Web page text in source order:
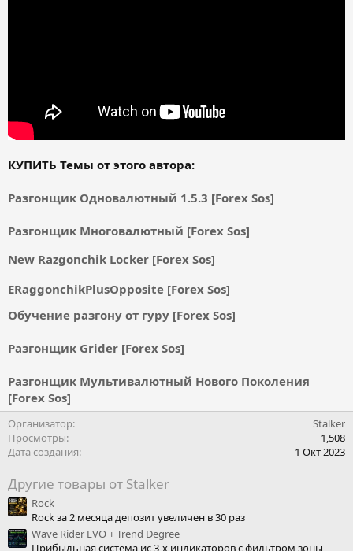
КУПИТЬ Темы от этого автора:
Разгонщик Одновалютный 1.5.3 [Forex Sos]
Разгонщик Многовалютный [Forex Sos]
New Razgonchik Locker [Forex Sos]
ERaggonchikPlusOpposite [Forex Sos]
Обучение разгону от гуру [Forex Sos]
Разгонщик Grider [Forex Sos]
Разгонщик Мультивалютный Нового Поколения
[Forex Sos]
Организатор
Stalker
Просмотры
1,508
Дата создания
1 Окт 2023
Другие товары от Stalker
Rock
Rock за 2 месяца депозит увеличен в 30 раз
Wave Rider EVO + Trend Degree